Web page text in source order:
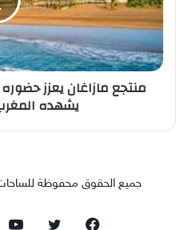
منتجع مازاغان يعزز
يشهده المغرب
جميع الحقوق محفوظة للساحات
فيسبوك تويتر